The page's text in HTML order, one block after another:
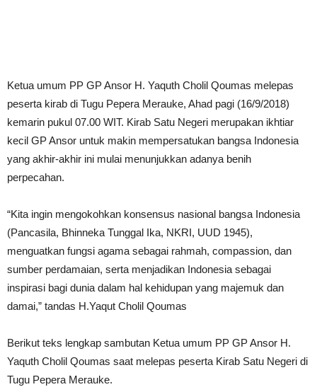
Ketua umum PP GP Ansor H. Yaquth Cholil Qoumas melepas
peserta kirab di Tugu Pepera Merauke, Ahad pagi (16/9/2018)
kemarin pukul 07.00 WIT. Kirab Satu Negeri merupakan ikhtiar
kecil GP Ansor untuk makin mempersatukan bangsa Indonesia
yang akhir-akhir ini mulai menunjukkan adanya benih
perpecahan.
“Kita ingin mengokohkan konsensus nasional bangsa Indonesia
(Pancasila, Bhinneka Tunggal Ika, NKRI, UUD 1945),
menguatkan fungsi agama sebagai rahmah, compassion, dan
sumber perdamaian, serta menjadikan Indonesia sebagai
inspirasi bagi dunia dalam hal kehidupan yang majemuk dan
damai,” tandas H.Yaqut Cholil Qoumas
Berikut teks lengkap sambutan Ketua umum PP GP Ansor H.
Yaquth Cholil Qoumas saat melepas peserta Kirab Satu Negeri di
Tugu Pepera Merauke.